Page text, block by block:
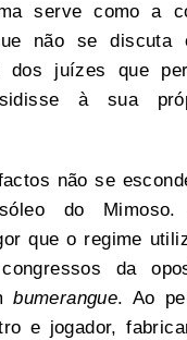
serve como a
não se discuta
dos juízes que
à sua
não se
do
que o regime
da
bumerangue. Ao
e jogador,